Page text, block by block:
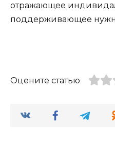
отражающее
поддерживающее
Оцените статью